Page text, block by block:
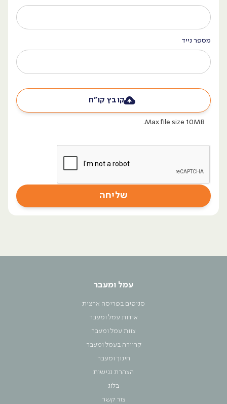
מספר נייד
קובץ קו״ח
Max file size 10MB.
עמל ומעבר
סניפים בפריסה ארצית
אודות עמל ומעבר
צוות עמל ומעבר
קריירה בעמל ומעבר
חינוך ומעבר
הצהרת נגישות
בלוג
צור קשר